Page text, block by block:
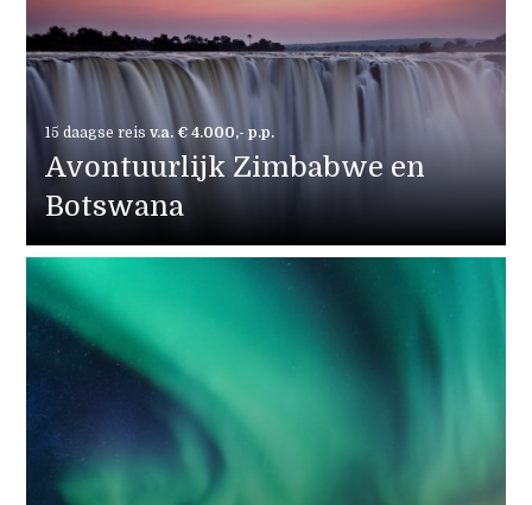
15 daagse reisv.a. € 4.000,- p.p.
Avontuurlijk Zimbabwe en
Botswana